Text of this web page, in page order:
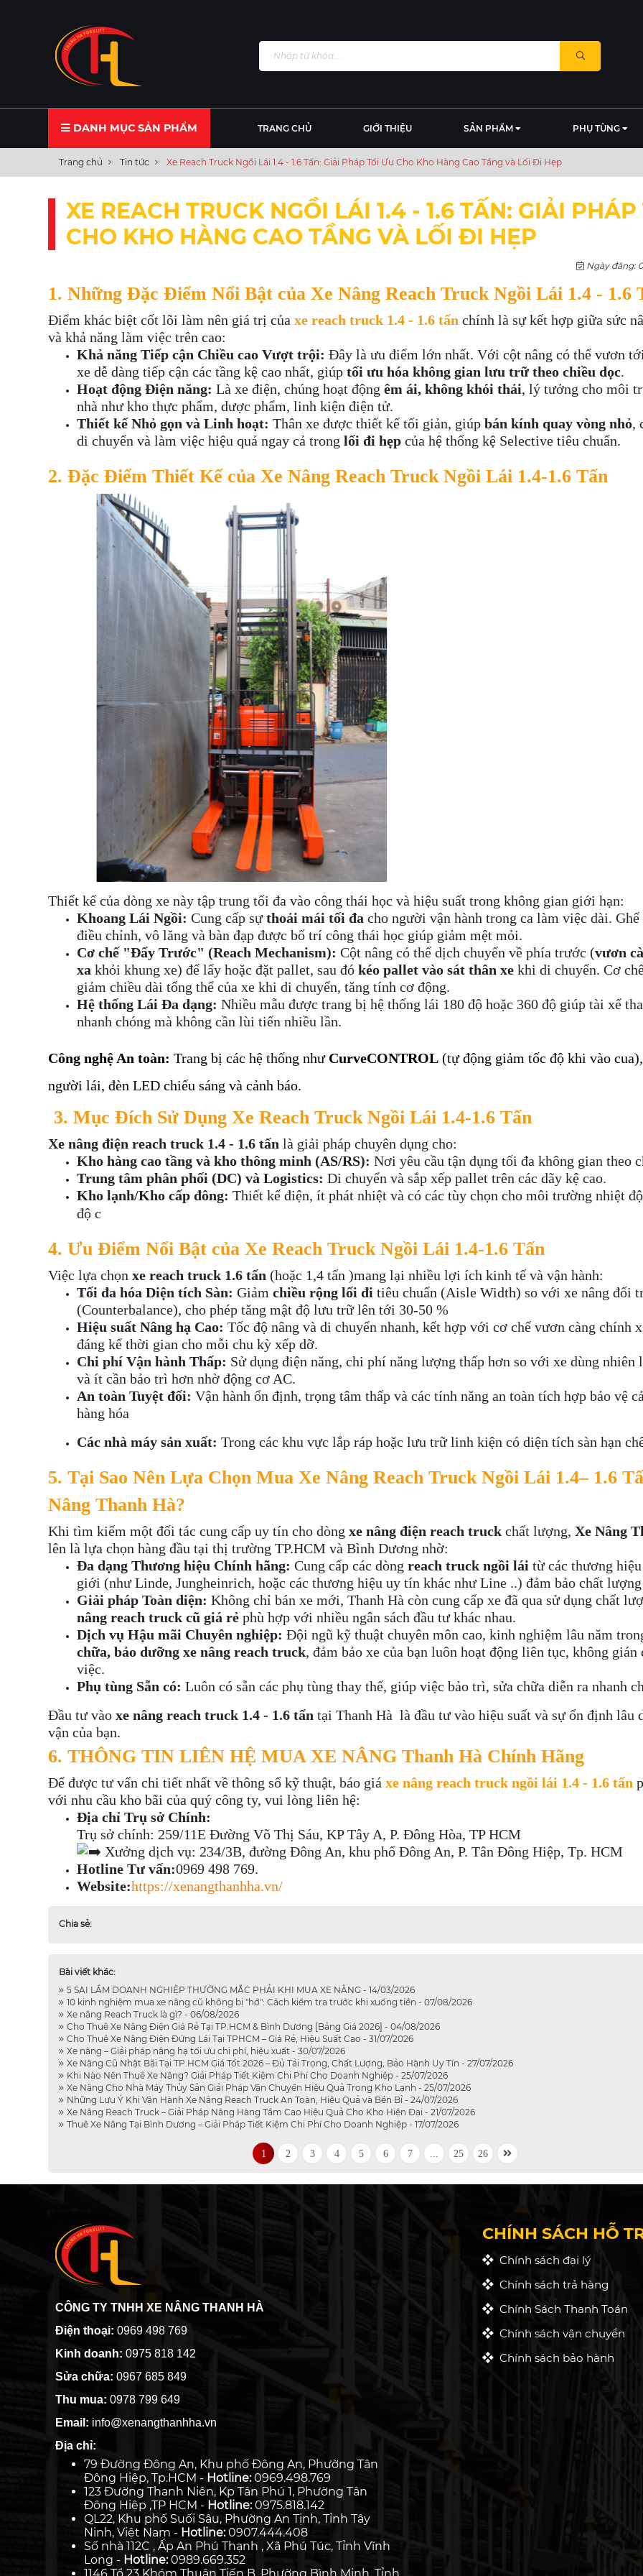
DANH MỤC SẢN PHẨM TRANG CHỦ GIỚI THIỆU SẢN PHẨM PHỤ TÙNG
Trang chủ Tin tức Xe Reach Truck Ngồi Lái 1.4 - 1.6 Tấn: Giải Pháp Tối Ưu Cho Kho Hàng Cao Tầng và Lối Đi Hẹp
XE REACH TRUCK NGỒI LÁI 1.4 - 1.6 TẤN: GIẢI
CHO KHO HÀNG CAO TẦNG VÀ LỐI ĐI HẸP
Ngày đăng:
1. Những Đặc Điểm Nổi Bật của Xe Nâng Reach Truck Ngồi Lái 1.4 - 1.6
Điểm khác biệt cốt lõi làm nên giá trị của xe reach truck 1.4 - 1.6 tấn chính là sự kết hợp giữa sức
và khả năng làm việc trên cao:
Khả năng Tiếp cận Chiều cao Vượt trội: Đây là ưu điểm lớn nhất. Với cột nâng có thể vươn
xe dễ dàng tiếp cận các tầng kệ cao nhất, giúp tối ưu hóa không gian lưu trữ theo chiều dọc.
Hoạt động Điện năng: Là xe điện, chúng hoạt động êm ái, không khói thải, lý tưởng cho môi
nhà như kho thực phẩm, dược phẩm, linh kiện điện tử.
Thiết kế Nhỏ gọn và Linh hoạt: Thân xe được thiết kế tối giản, giúp bán kính quay vòng nhỏ,
di chuyển và làm việc hiệu quả ngay cả trong lối đi hẹp của hệ thống kệ Selective tiêu chuẩn.
2. Đặc Điểm Thiết Kế của Xe Nâng Reach Truck Ngồi Lái 1.4-1.6 Tấn
Thiết kế của dòng xe này tập trung tối đa vào công thái học và hiệu suất trong không gian giới hạn:
Khoang Lái Ngồi: Cung cấp sựthoải mái tối đa cho người vận hành trong ca làm việc dài.
điều chỉnh, vô lăng và bàn đạp được bố trí công thái học giúp giảm mệt mỏi.
Cơ chế "Đẩy Trước" (Reach Mechanism): Cột nâng có thể dịch chuyển về phía trước (vươn
xa khỏi khung xe) để lấy hoặc đặt pallet, sau đó kéo pallet vào sát thân xe khi di chuyển. Cơ
giảm chiều dài tổng thể của xe khi di chuyển, tăng tính cơ động.
Hệ thống Lái Đa dạng: Nhiều mẫu được trang bị hệ thống lái 180 độ hoặc 360 độ giúp tài xế
nhanh chóng mà không cần lùi tiến nhiều lần.
Công nghệ An toàn: Trang bị các hệ thống như CurveCONTROL (tự động giảm tốc độ khi vào
người lái, đèn LED chiếu sáng và cảnh báo.
3. Mục Đích Sử Dụng Xe Reach Truck Ngồi Lái 1.4-1.6 Tấn
Xe nâng điện reach truck 1.4 - 1.6 tấn là giải pháp chuyên dụng cho:
Kho hàng cao tầng và kho thông minh (AS/RS): Nơi yêu cầu tận dụng tối đa không gian theo
Trung tâm phân phối (DC) và Logistics: Di chuyển và sắp xếp pallet trên các dãy kệ cao.
Kho lạnh/Kho cấp đông: Thiết kế điện, ít phát nhiệt và có các tùy chọn cho môi trường nhiệt
độ c
4. Ưu Điểm Nổi Bật của Xe Reach Truck Ngồi Lái 1.4-1.6 Tấn
Việc lựa chọn xe reach truck 1.6 tấn (hoặc 1,4 tấn )mang lại nhiều lợi ích kinh tế và vận hành:
Tối đa hóa Diện tích Sàn: Giảm chiều rộng lối đi tiêu chuẩn (Aisle Width) so với xe nâng đối
(Counterbalance), cho phép tăng mật độ lưu trữ lên tới 30-50 %
Hiệu suất Nâng hạ Cao: Tốc độ nâng và di chuyển nhanh, kết hợp với cơ chế vươn càng chính
đáng kể thời gian cho mỗi chu kỳ xếp dỡ.
Chi phí Vận hành Thấp: Sử dụng điện năng, chi phí năng lượng thấp hơn so với xe dùng nhiên
và ít cần bảo trì hơn nhờ động cơ AC.
An toàn Tuyệt đối: Vận hành ổn định, trọng tâm thấp và các tính năng an toàn tích hợp bảo vệ
hàng hóa
Các nhà máy sản xuất: Trong các khu vực lắp ráp hoặc lưu trữ linh kiện có diện tích sàn hạn
5. Tại Sao Nên Lựa Chọn Mua Xe Nâng Reach Truck Ngồi Lái 1.4– 1.6
Nâng Thanh Hà?
Khi tìm kiếm một đối tác cung cấp uy tín cho dòng xe nâng điện reach truck chất lượng, Xe Nâng
lên là lựa chọn hàng đầu tại thị trường TP.HCM và Bình Dương nhờ:
Đa dạng Thương hiệu Chính hãng: Cung cấp các dòng reach truck ngồi lái từ các thương
giới (như Linde, Jungheinrich, hoặc các thương hiệu uy tín khác như Line ..) đảm bảo chất lượng
Giải pháp Toàn diện: Không chỉ bán xe mới, Thanh Hà còn cung cấp xe đã qua sử dụng chất
nâng reach truck cũ giá rẻ phù hợp với nhiều ngân sách đầu tư khác nhau.
Dịch vụ Hậu mãi Chuyên nghiệp: Đội ngũ kỹ thuật chuyên môn cao, kinh nghiệm lâu năm
chữa, bảo dưỡng xe nâng reach truck, đảm bảo xe của bạn luôn hoạt động liên tục, không gián
việc.
Phụ tùng Sẵn có: Luôn có sẵn các phụ tùng thay thế, giúp việc bảo trì, sửa chữa diễn ra nhanh
Đầu tư vào xe nâng reach truck 1.4 - 1.6 tấn tại Thanh Hà là đầu tư vào hiệu suất và sự ổn định lâu
vận của bạn.
6. THÔNG TIN LIÊN HỆ MUA XE NÂNG Thanh Hà Chính Hãng
Để được tư vấn chi tiết nhất về thông số kỹ thuật, báo giá xe nâng reach truck ngồi lái 1.4 - 1.6 tấn
với nhu cầu kho bãi của quý công ty, vui lòng liên hệ:
Địa chỉ Trụ sở Chính:
Trụ sở chính: 259/11E Đường Võ Thị Sáu, KP Tây A, P. Đông Hòa, TP HCM
Xưởng dịch vụ: 234/3B, đường Đông An, khu phố Đông An, P. Tân Đông Hiệp, Tp. HCM
Hotline Tư vấn:0969 498 769.
Website:https://xenangthanhha.vn/
Chia sẻ:
Bài viết khác:
5 SAI LẦM DOANH NGHIỆP THƯỜNG MẮC PHẢI KHI MUA XE NÂNG - 14/03/2026
10 kinh nghiệm mua xe nâng cũ không bị "hớ": Cách kiểm tra trước khi xuống tiền - 07/08/2026
Xe nâng Reach Truck là gì? - 06/08/2026
Cho Thuê Xe Nâng Điện Giá Rẻ Tại TP.HCM & Bình Dương [Bảng Giá 2026] - 04/08/2026
Cho Thuê Xe Nâng Điện Đứng Lái Tại TPHCM – Giá Rẻ, Hiệu Suất Cao - 31/07/2026
Xe nâng – Giải pháp nâng hạ tối ưu chi phí, hiệu xuất - 30/07/2026
Xe Nâng Cũ Nhật Bãi Tại TP.HCM Giá Tốt 2026 – Đủ Tải Trọng, Chất Lượng, Bảo Hành Uy Tín - 27/07/2026
Khi Nào Nên Thuê Xe Nâng? Giải Pháp Tiết Kiệm Chi Phí Cho Doanh Nghiệp - 25/07/2026
Xe Nâng Cho Nhà Máy Thủy Sản Giải Pháp Vận Chuyển Hiệu Quả Trong Kho Lạnh - 25/07/2026
Những Lưu Ý Khi Vận Hành Xe Nâng Reach Truck An Toàn, Hiệu Quả và Bền Bỉ - 24/07/2026
Xe Nâng Reach Truck – Giải Pháp Nâng Hàng Tầm Cao Hiệu Quả Cho Kho Hiện Đại - 21/07/2026
Thuê Xe Nâng Tại Bình Dương – Giải Pháp Tiết Kiệm Chi Phí Cho Doanh Nghiệp - 17/07/2026
1 2 3 4 5 6 7 25 26
CÔNG TY TNHH XE NÂNG THANH HÀ
Điện thoại: 0969 498 769
Kinh doanh: 0975 818 142
Sửa chữa: 0967 685 849
Thu mua: 0978 799 649
Email: info@xenangthanhha.vn
Địa chỉ:
79 Đường Đông An, Khu phố Đông An, Phường Tân
Đông Hiệp, Tp.HCM - Hotline:0969.498.769
123 Đường Thanh Niên, Kp Tân Phú 1, Phường Tân
Đông Hiệp ,TP HCM - Hotline:0975.818.142
QL22, Khu phố Suối Sâu, Phường An Tịnh, Tỉnh Tây
Ninh, Việt Nam - Hotline:0907.444.408
Số nhà 112C , Ấp An Phú Thạnh , Xã Phú Túc, Tỉnh Vĩnh
Long - Hotline:0989.669.352
CHÍNH SÁCH HỖ
Chính sách đại lý
Chính sách trả hàng
Chính Sách Thanh Toán
Chính sách vận chuyển
Chính sách bảo hành